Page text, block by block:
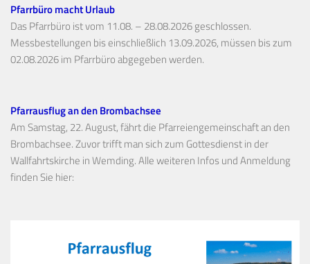
Pfarrbüro macht Urlaub
Das Pfarrbüro ist vom 11.08. – 28.08.2026 geschlossen.
Messbestellungen bis einschließlich 13.09.2026, müssen bis zum
02.08.2026 im Pfarrbüro abgegeben werden.
Pfarrausflug an den Brombachsee
Am Samstag, 22. August, fährt die Pfarreiengemeinschaft an den
Brombachsee. Zuvor trifft man sich zum Gottesdienst in der
Wallfahrtskirche in Wemding. Alle weiteren Infos und Anmeldung
finden Sie hier: